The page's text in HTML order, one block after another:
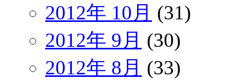
2012年 10月 (31)
2012年 9月 (30)
2012年 8月 (33)